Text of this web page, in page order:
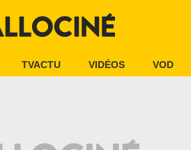
TVACTU VIDÉOS VOD